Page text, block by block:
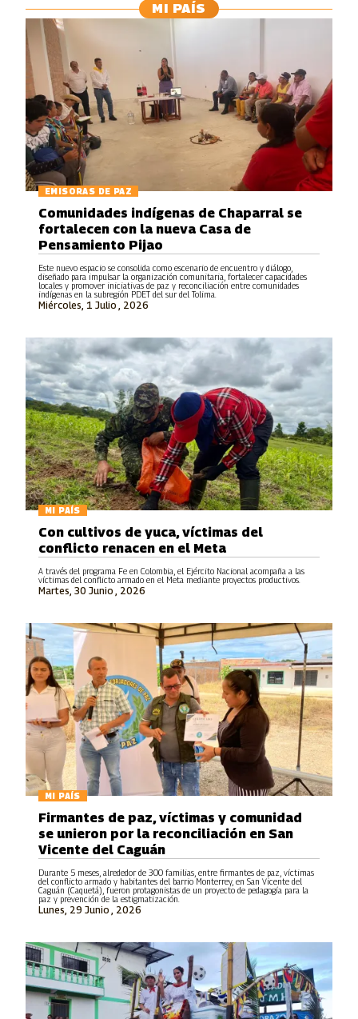
MI PAÍS
EMISORAS DE PAZ
Este nuevo espacio se consolida como escenario de encuentro y diálogo,
diseñado para impulsar la organización comunitaria, fortalecer capacidades
locales y promover iniciativas de paz y reconciliación entre comunidades
indígenas en la subregión PDET del sur del Tolima.
Miércoles, 1 Julio , 2026
Comunidades indígenas de Chaparral se
fortalecen con la nueva Casa de
Pensamiento Pijao
MI PAÍS
Martes, 30 Junio , 2026
Con cultivos de yuca, víctimas del
conflicto renacen en el Meta
A través del programa Fe en Colombia, el Ejército Nacional acompaña a las
víctimas del conflicto armado en el Meta mediante proyectos productivos.
MI PAÍS
Lunes, 29 Junio , 2026
Firmantes de paz, víctimas y comunidad
se unieron por la reconciliación en San
Vicente del Caguán
Durante 5 meses, alrededor de 300 familias, entre firmantes de paz, víctimas
del conflicto armado y habitantes del barrio Monterrey, en San Vicente del
Caguán (Caquetá), fueron protagonistas de un proyecto de pedagogía para la
paz y prevención de la estigmatización.